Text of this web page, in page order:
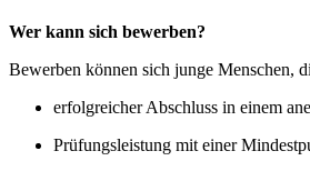
Wer kann sich bewerben?
Bewerben können sich junge Menschen,
erfolgreicher Abschluss in einem
Prüfungsleistung mit einer